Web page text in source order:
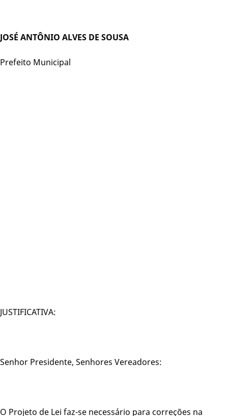
JOSÉ ANTÔNIO ALVES DE SOUSA
Prefeito Municipal
JUSTIFICATIVA:
Senhor Presidente, Senhores Vereadores:
O Projeto de Lei faz-se necessário para correções na